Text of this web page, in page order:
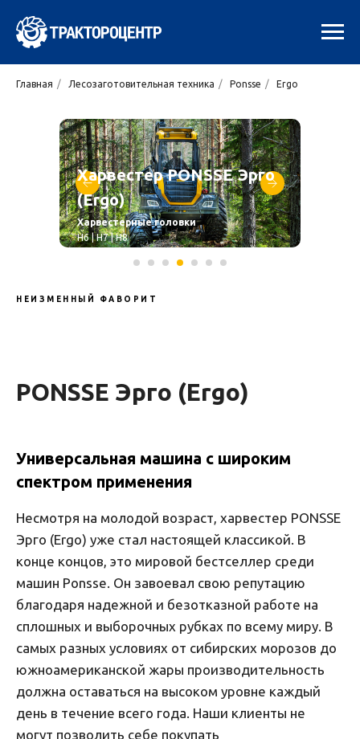
Главная / Лесозаготовительная техника / Ponsse / Ergo
ХарвестерPONSSE Эрго
(Ergo)
Харвестерные головки
H6 | H7 | H8
НЕИЗМЕННЫЙ ФАВОРИТ
PONSSE Эрго (Ergo)
Универсальная машина с широким
спектром применения
Несмотря на молодой возраст, харвестер PONSSE
Эрго (Ergo) уже стал настоящей классикой. В
конце концов, это мировой бестселлер среди
машин Ponsse. Он завоевал свою репутацию
благодаря надежной и безотказной работе на
сплошных и выборочных рубках по всему миру. В
самых разных условиях от сибирских морозов до
южноамериканской жары производительность
должна оставаться на высоком уровне каждый
день в течение всего года. Наши клиенты не
могут позволить себе покупать